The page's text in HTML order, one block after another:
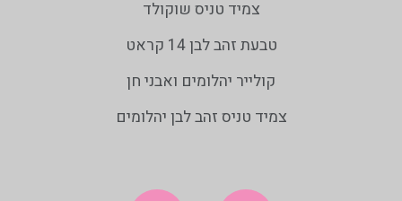
צמיד טניס שוקולד
טבעת זהב לבן 14 קראט
קולייר יהלומים ואבני חן
צמיד טניס זהב לבן יהלומים